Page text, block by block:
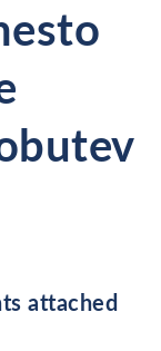
attached